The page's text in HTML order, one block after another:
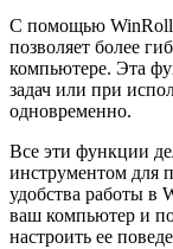
С помощью WinRoll
позволяет более
компьютере. Эта
задач или при
одновременно.
Все эти функции
инструментом для
удобства работы в
ваш компьютер и
настроить ее